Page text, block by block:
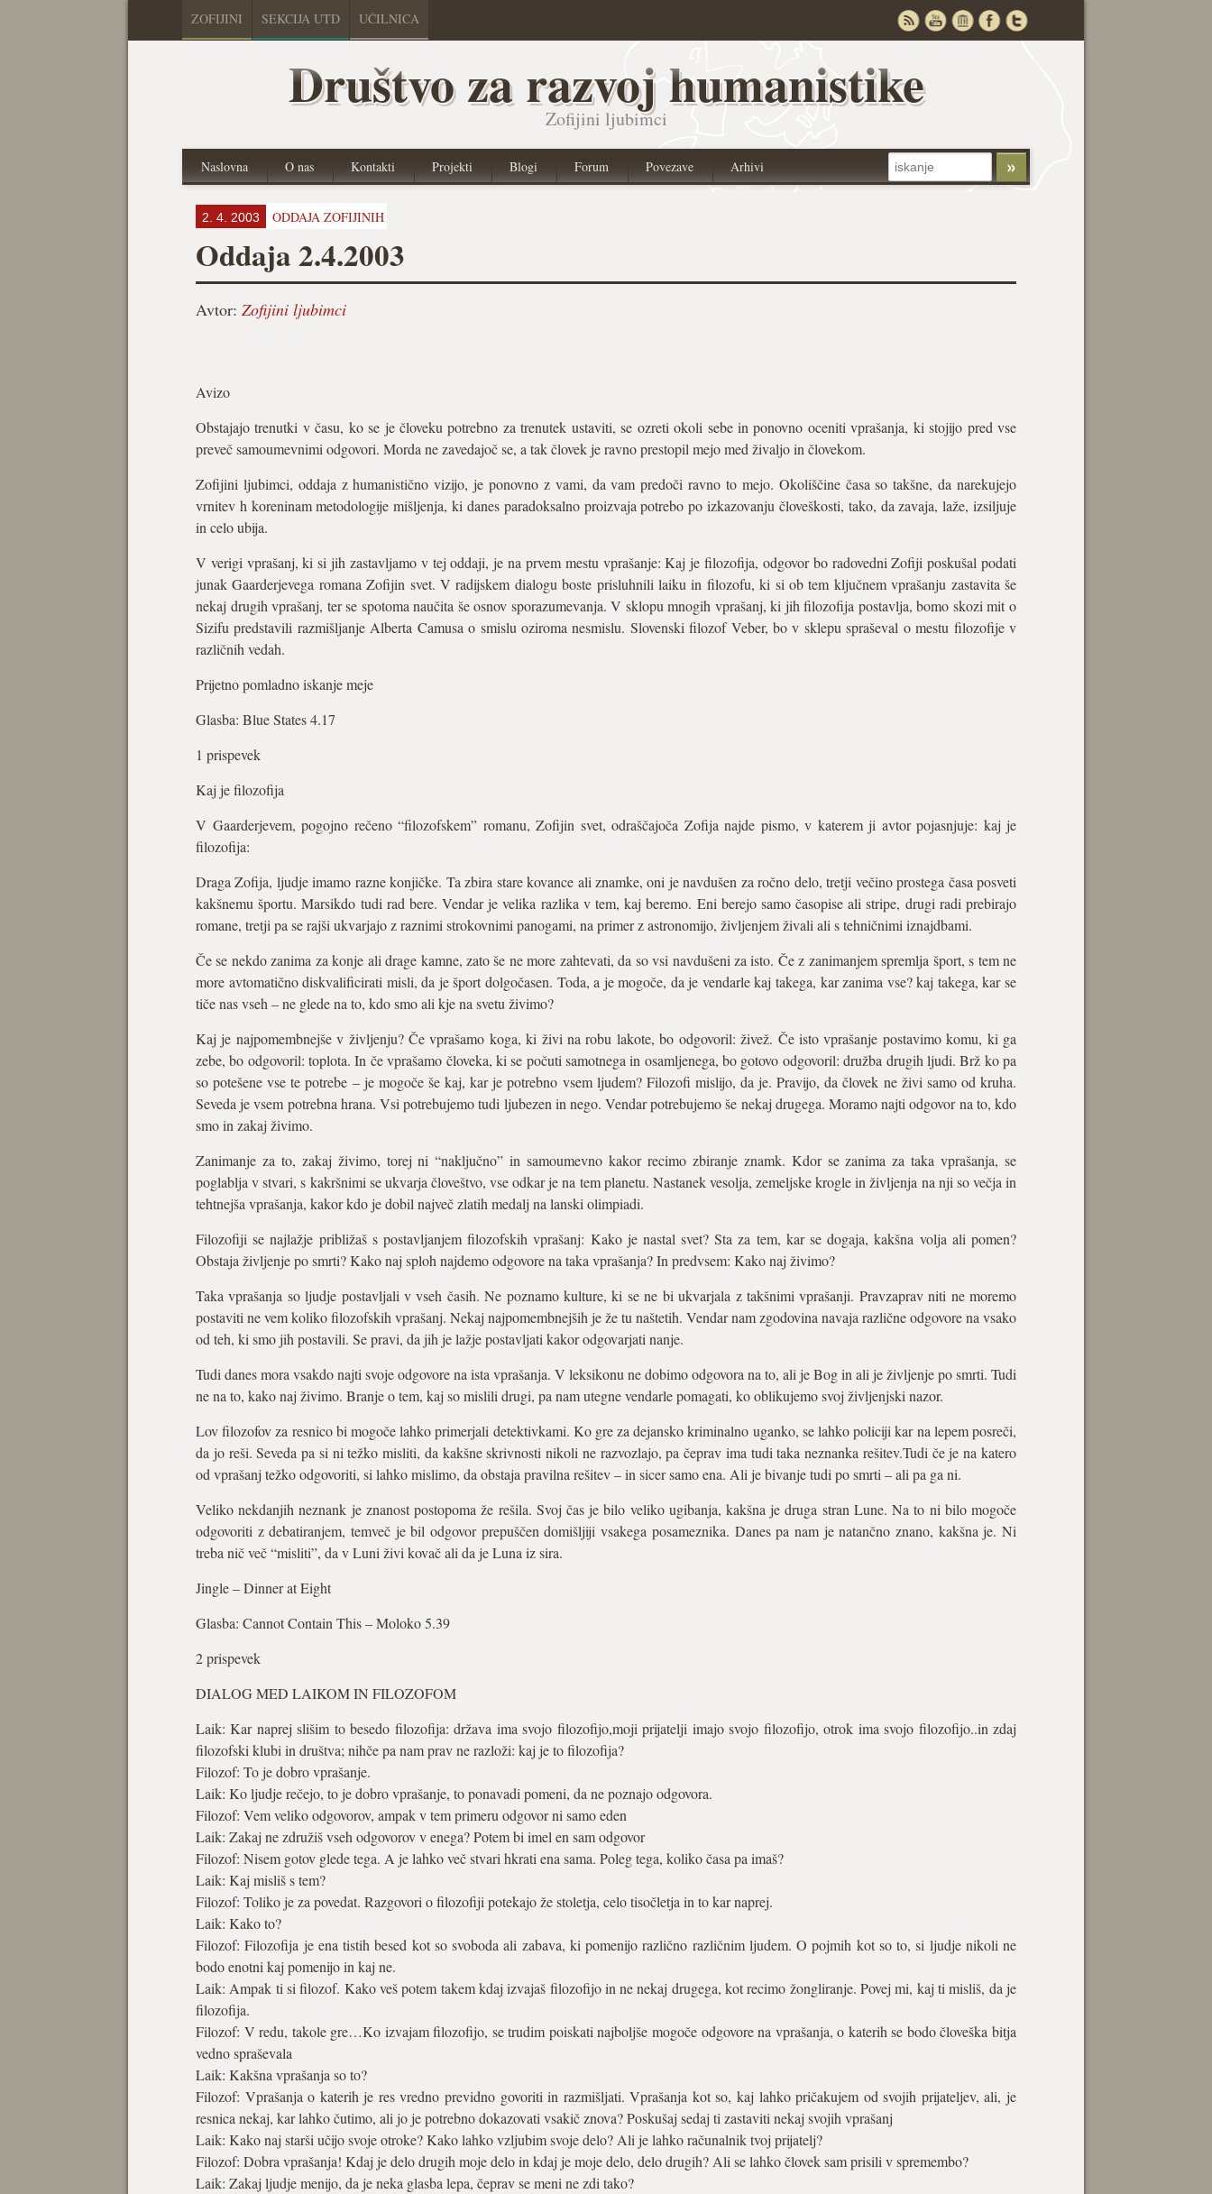
ZOFIJINI SEKCIJA UTD UČILNICA
Društvo za razvoj humanistike
Zofijini ljubimci
Naslovna O nas Kontakti Projekti Blogi Forum Povezave Arhivi
2. 4. 2003 ODDAJA ZOFIJINIH
Oddaja 2.4.2003
Avtor: Zofijini ljubimci
Avizo
Obstajajo trenutki v času, ko se je človeku potrebno za trenutek ustaviti, se ozreti okoli sebe in ponovno oceniti vprašanja, ki stojijo pred vse
preveč samoumevnimi odgovori. Morda ne zavedajoč se, a tak človek je ravno prestopil mejo med živaljo in človekom.
Zofijini ljubimci, oddaja z humanistično vizijo, je ponovno z vami, da vam predoči ravno to mejo. Okoliščine časa so takšne, da narekujejo
vrnitev h koreninam metodologije mišljenja, ki danes paradoksalno proizvaja potrebo po izkazovanju človeškosti, tako, da zavaja, laže, izsiljuje
in celo ubija.
V verigi vprašanj, ki si jih zastavljamo v tej oddaji, je na prvem mestu vprašanje: Kaj je filozofija, odgovor bo radovedni Zofiji poskušal podati
junak Gaarderjevega romana Zofijin svet. V radijskem dialogu boste prisluhnili laiku in filozofu, ki si ob tem ključnem vprašanju zastavita še
nekaj drugih vprašanj, ter se spotoma naučita še osnov sporazumevanja. V sklopu mnogih vprašanj, ki jih filozofija postavlja, bomo skozi mit o
Sizifu predstavili razmišljanje Alberta Camusa o smislu oziroma nesmislu. Slovenski filozof Veber, bo v sklepu spraševal o mestu filozofije v
različnih vedah.
Prijetno pomladno iskanje meje
Glasba: Blue States 4.17
1 prispevek
Kaj je filozofija
V Gaarderjevem, pogojno rečeno “filozofskem” romanu, Zofijin svet, odraščajoča Zofija najde pismo, v katerem ji avtor pojasnjuje: kaj je
filozofija:
Draga Zofija, ljudje imamo razne konjičke. Ta zbira stare kovance ali znamke, oni je navdušen za ročno delo, tretji večino prostega časa posveti
kakšnemu športu. Marsikdo tudi rad bere. Vendar je velika razlika v tem, kaj beremo. Eni berejo samo časopise ali stripe, drugi radi prebirajo
romane, tretji pa se rajši ukvarjajo z raznimi strokovnimi panogami, na primer z astronomijo, življenjem živali ali s tehničnimi iznajdbami.
Če se nekdo zanima za konje ali drage kamne, zato še ne more zahtevati, da so vsi navdušeni za isto. Če z zanimanjem spremlja šport, s tem ne
more avtomatično diskvalificirati misli, da je šport dolgočasen. Toda, a je mogoče, da je vendarle kaj takega, kar zanima vse? kaj takega, kar se
tiče nas vseh – ne glede na to, kdo smo ali kje na svetu živimo?
Kaj je najpomembnejše v življenju? Če vprašamo koga, ki živi na robu lakote, bo odgovoril: živež. Če isto vprašanje postavimo komu, ki ga
zebe, bo odgovoril: toplota. In če vprašamo človeka, ki se počuti samotnega in osamljenega, bo gotovo odgovoril: družba drugih ljudi. Brž ko pa
so potešene vse te potrebe – je mogoče še kaj, kar je potrebno vsem ljudem? Filozofi mislijo, da je. Pravijo, da človek ne živi samo od kruha.
Seveda je vsem potrebna hrana. Vsi potrebujemo tudi ljubezen in nego. Vendar potrebujemo še nekaj drugega. Moramo najti odgovor na to, kdo
smo in zakaj živimo.
Zanimanje za to, zakaj živimo, torej ni “naključno” in samoumevno kakor recimo zbiranje znamk. Kdor se zanima za taka vprašanja, se
poglablja v stvari, s kakršnimi se ukvarja človeštvo, vse odkar je na tem planetu. Nastanek vesolja, zemeljske krogle in življenja na nji so večja in
tehtnejša vprašanja, kakor kdo je dobil največ zlatih medalj na lanski olimpiadi.
Filozofiji se najlažje približaš s postavljanjem filozofskih vprašanj: Kako je nastal svet? Sta za tem, kar se dogaja, kakšna volja ali pomen?
Obstaja življenje po smrti? Kako naj sploh najdemo odgovore na taka vprašanja? In predvsem: Kako naj živimo?
Taka vprašanja so ljudje postavljali v vseh časih. Ne poznamo kulture, ki se ne bi ukvarjala z takšnimi vprašanji. Pravzaprav niti ne moremo
postaviti ne vem koliko filozofskih vprašanj. Nekaj najpomembnejših je že tu naštetih. Vendar nam zgodovina navaja različne odgovore na vsako
od teh, ki smo jih postavili. Se pravi, da jih je lažje postavljati kakor odgovarjati nanje.
Tudi danes mora vsakdo najti svoje odgovore na ista vprašanja. V leksikonu ne dobimo odgovora na to, ali je Bog in ali je življenje po smrti. Tudi
ne na to, kako naj živimo. Branje o tem, kaj so mislili drugi, pa nam utegne vendarle pomagati, ko oblikujemo svoj življenjski nazor.
Lov filozofov za resnico bi mogoče lahko primerjali detektivkami. Ko gre za dejansko kriminalno uganko, se lahko policiji kar na lepem posreči,
da jo reši. Seveda pa si ni težko misliti, da kakšne skrivnosti nikoli ne razvozlajo, pa čeprav ima tudi taka neznanka rešitev.Tudi če je na katero
od vprašanj težko odgovoriti, si lahko mislimo, da obstaja pravilna rešitev – in sicer samo ena. Ali je bivanje tudi po smrti – ali pa ga ni.
Veliko nekdanjih neznank je znanost postopoma že rešila. Svoj čas je bilo veliko ugibanja, kakšna je druga stran Lune. Na to ni bilo mogoče
odgovoriti z debatiranjem, temveč je bil odgovor prepuščen domišljiji vsakega posameznika. Danes pa nam je natančno znano, kakšna je. Ni
treba nič več “misliti”, da v Luni živi kovač ali da je Luna iz sira.
Jingle – Dinner at Eight
Glasba: Cannot Contain This – Moloko 5.39
2 prispevek
DIALOG MED LAIKOM IN FILOZOFOM
Laik: Kar naprej slišim to besedo filozofija: država ima svojo filozofijo,moji prijatelji imajo svojo filozofijo, otrok ima svojo filozofijo..in zdaj
filozofski klubi in društva; nihče pa nam prav ne razloži: kaj je to filozofija?
Filozof: To je dobro vprašanje.
Laik: Ko ljudje rečejo, to je dobro vprašanje, to ponavadi pomeni, da ne poznajo odgovora.
Filozof: Vem veliko odgovorov, ampak v tem primeru odgovor ni samo eden
Laik: Zakaj ne združiš vseh odgovorov v enega? Potem bi imel en sam odgovor
Filozof: Nisem gotov glede tega. A je lahko več stvari hkrati ena sama. Poleg tega, koliko časa pa imaš?
Laik: Kaj misliš s tem?
Filozof: Toliko je za povedat. Razgovori o filozofiji potekajo že stoletja, celo tisočletja in to kar naprej.
Laik: Kako to?
Filozof: Filozofija je ena tistih besed kot so svoboda ali zabava, ki pomenijo različno različnim ljudem. O pojmih kot so to, si ljudje nikoli ne
bodo enotni kaj pomenijo in kaj ne.
Laik: Ampak ti si filozof. Kako veš potem takem kdaj izvajaš filozofijo in ne nekaj drugega, kot recimo žongliranje. Povej mi, kaj ti misliš, da je
filozofija.
Filozof: V redu, takole gre…Ko izvajam filozofijo, se trudim poiskati najboljše mogoče odgovore na vprašanja, o katerih se bodo človeška bitja
vedno spraševala
Laik: Kakšna vprašanja so to?
Filozof: Vprašanja o katerih je res vredno previdno govoriti in razmišljati. Vprašanja kot so, kaj lahko pričakujem od svojih prijateljev, ali, je
resnica nekaj, kar lahko čutimo, ali jo je potrebno dokazovati vsakič znova? Poskušaj sedaj ti zastaviti nekaj svojih vprašanj
Laik: Kako naj starši učijo svoje otroke? Kako lahko vzljubim svoje delo? Ali je lahko računalnik tvoj prijatelj?
Filozof: Dobra vprašanja! Kdaj je delo drugih moje delo in kdaj je moje delo, delo drugih? Ali se lahko človek sam prisili v spremembo?
Laik: Zakaj ljudje menijo, da je neka glasba lepa, čeprav se meni ne zdi tako?